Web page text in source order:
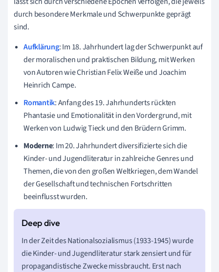
durch besondere Merkmale und Schwerpunkte geprägt
sind.
Aufklärung: Im 18. Jahrhundert lag der Schwerpunkt auf
der moralischen und praktischen Bildung, mit Werken
von Autoren wie Christian Felix Weiße und Joachim
Heinrich Campe.
Romantik: Anfang des 19. Jahrhunderts rückten
Phantasie und Emotionalität in den Vordergrund, mit
Werken von Ludwig Tieck und den Brüdern Grimm.
Moderne: Im 20. Jahrhundert diversifizierte sich die
Kinder- und Jugendliteratur in zahlreiche Genres und
Themen, die von den großen Weltkriegen, dem Wandel
der Gesellschaft und technischen Fortschritten
beeinflusst wurden.
In der Zeit des Nationalsozialismus (1933-1945) wurde
die Kinder- und Jugendliteratur stark zensiert und für
propagandistische Zwecke missbraucht. Erst nach